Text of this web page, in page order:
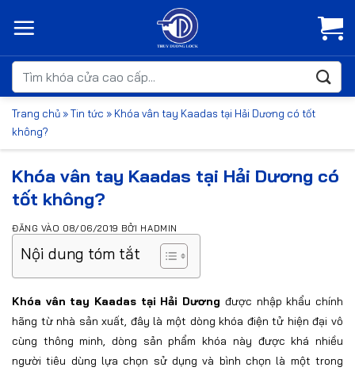
qua
dungTìm
kiếm:
Trang chủ »Tin tức » Khóa vân tay Kaadas tại Hải Dương có tốt
không?
Khóa vân tay Kaadas tại Hải Dương có
tốt không?
ĐĂNG VÀO 08/06/2019 BỞI HADMIN
Nội dung tóm tắt
Khóa vân tay Kaadas tại Hải Dương được nhập khẩu chính
hãng từ nhà sản xuất, đây là một dòng khóa điện tử hiện đại vô
cùng thông minh, dòng sản phẩm khóa này được khá nhiều
người tiêu dùng lựa chọn sử dụng và bình chọn là một trong